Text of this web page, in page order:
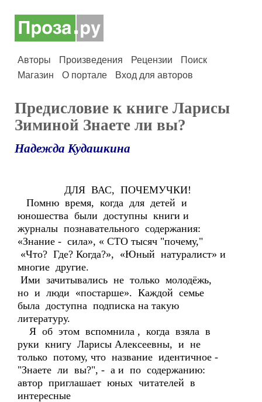
Авторы Произведения Рецензии
Поиск
Магазин
О портале Вход для авторов
Предисловие к книге Ларисы
Зиминой Знаете ли вы?
Надежда Кудашкина
ДЛЯ ВАС, ПОЧЕМУЧКИ!
Помню время, когда для детей и
юношества были доступны книги и
журналы познавательного содержания:
«Знание - сила», « СТО тысяч "почему,"
«Что? Где? Когда?», «Юный натуралист» и
многие другие.
Ими зачитывались не только молодёжь,
но и люди «постарше». Каждой семье
была доступна подписка на такую
литературу.
Я об этом вспомнила , когда взяла в
руки книгу Ларисы Алексеевны, и не
только потому, что название идентичное -
"Знаете ли вы?", - а и по содержанию:
автор приглашает юных читателей в
интересные